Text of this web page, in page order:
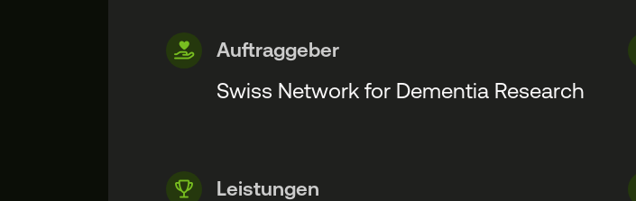
Auftraggeber
Swiss Network for Dementia Research
Leistungen